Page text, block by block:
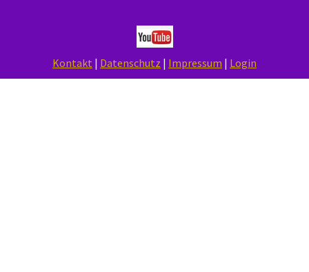
Kontakt | Datenschutz | Impressum | Login